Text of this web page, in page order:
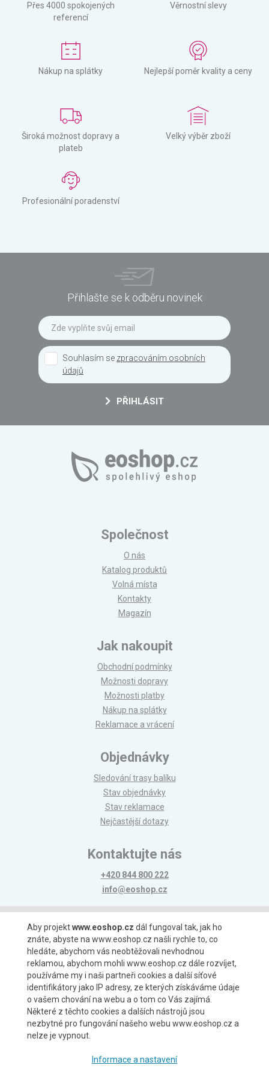
Přes 4000 spokojených
referencí
Věrnostní slevy
Nákup na splátky Nejlepší poměr kvality a ceny
Široká možnost dopravy a
plateb
Velký výběr zboží
Profesionální poradenství
Přihlašte se k odběru novinek
Souhlasím se zpracováním osobních
údajů
PŘIHLÁSIT
Společnost
O nás
Katalog produktů
Volná místa
Kontakty
Magazín
Jak nakoupit
Obchodní podmínky
Možnosti dopravy
Možnosti platby
Nákup na splátky
Reklamace a vrácení
Objednávky
Sledování trasy balíku
Stav objednávky
Stav reklamace
Nejčastější dotazy
Kontaktujte nás
+420 844 800 222
info@eoshop.cz
Možnosti platby
Možnosti dopravy
Aby projektwww.eoshop.cz dál fungoval tak, jak ho
znáte, abyste na www.eoshop.cz našli rychle to, co
hledáte, abychom vás neobtěžovali nevhodnou
reklamou, abychom mohli www.eoshop.cz dále rozvíjet,
používáme my i naši partneři cookies a další síťové
identifikátory jako IP adresy, ze kterých získáváme údaje
o vašem chování na webu a o tom co Vás zajímá.
Některé z těchto cookies a dalších nástrojů jsou
nezbytné pro fungování našeho webu www.eoshop.cz a
nelze je vypnout.
Informace a nastavení